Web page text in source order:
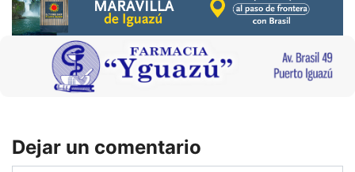
Dejar un comentario